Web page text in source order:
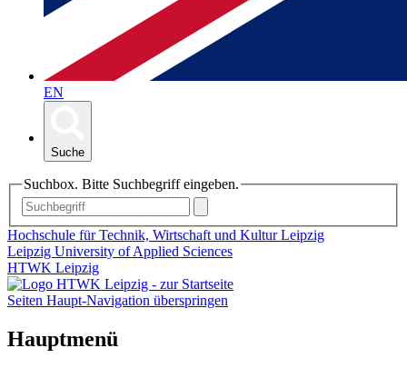
EN
Suche
Suchbox. Bitte Suchbegriff eingeben.
Hochschule für Technik, Wirtschaft und Kultur Leipzig
Leipzig University of Applied Sciences
HTWK Leipzig
Seiten Haupt-Navigation überspringen
Hauptmenü